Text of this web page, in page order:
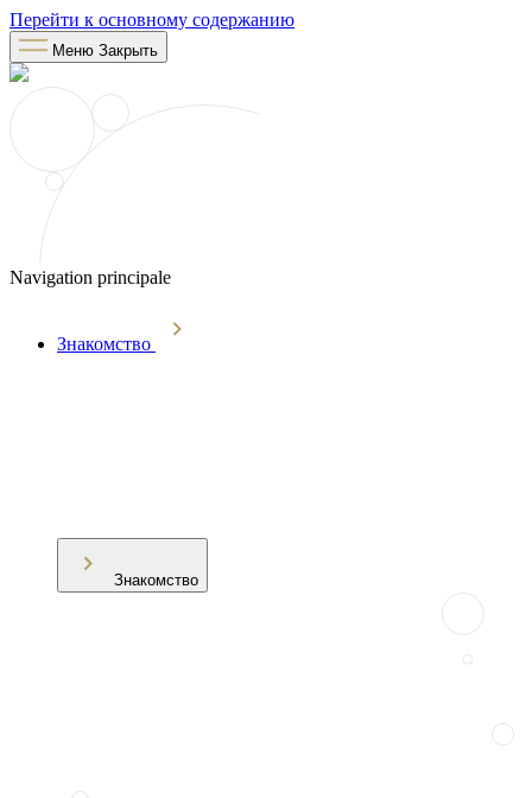
Перейти к основному содержанию
Меню Закрыть
Navigation principale
Знакомство
Знакомство